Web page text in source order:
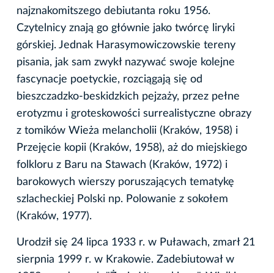
najznakomitszego debiutanta roku 1956.
Czytelnicy znają go głównie jako twórcę liryki
górskiej. Jednak Harasymowiczowskie tereny
pisania, jak sam zwykł nazywać swoje kolejne
fascynacje poetyckie, rozciągają się od
bieszczadzko-beskidzkich pejzaży, przez pełne
erotyzmu i groteskowości surrealistyczne obrazy
z tomików Wieża melancholii (Kraków, 1958) i
Przejęcie kopii (Kraków, 1958), aż do miejskiego
folkloru z Baru na Stawach (Kraków, 1972) i
barokowych wierszy poruszających tematykę
szlacheckiej Polski np. Polowanie z sokołem
(Kraków, 1977).
Urodził się 24 lipca 1933 r. w Puławach, zmarł 21
sierpnia 1999 r. w Krakowie. Zadebiutował w